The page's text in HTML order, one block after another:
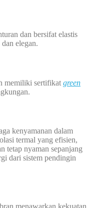
dan bersifat elastis
elegan.
memiliki sertifikat green
kenyamanan dalam
termal yang efisien,
tetap nyaman sepanjang
dari sistem pendingin
menawarkan kekuatan